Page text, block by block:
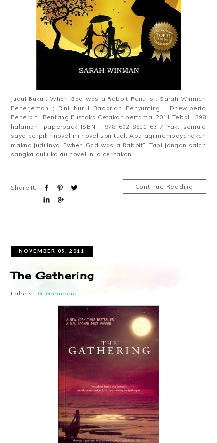
Judul Buku : When God was a Rabbit Penulis : Sarah Winman
Penerjemah ; Rini Nurul Badariah Penyunting : Dhewiberta
Penerbit : Bentang Pustaka Cetakan pertama, 2011 Tebal : 398
halaman, paperback ISBN : 978-602-8811-63-7 Yak, semula
saya berpikir novel ini novel spiritual. Apalagi membayangkan
makna judulnya, ”when God was a Rabbit”. Tapi jangan salah
sangka dulu kalau novel ini diceritakan...
Share It: Continue Reading
NOVEMBER 05, 2011
The Gathering
Labels : G, Gramedia, T